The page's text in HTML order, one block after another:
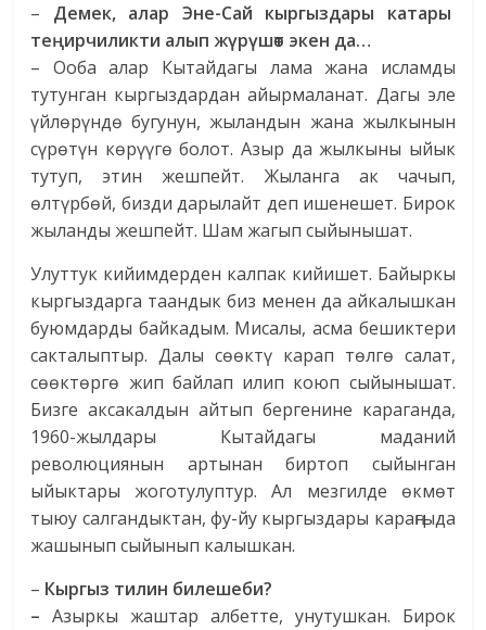
– Демек, алар Эне-Сай кыргыздары катары
теңирчиликти алып жүрүшөт экен да…
– Ооба алар Кытайдагы лама жана исламды
тутунган кыргыздардан айырмаланат. Дагы эле
үйлөрүндө бугунун, жыландын жана жылкынын
сүрөтүн көрүүгө болот. Азыр да жылкыны ыйык
тутуп, этин жешпейт. Жыланга ак чачып,
өлтүрбөй, бизди дарылайт деп ишенешет. Бирок
жыланды жешпейт. Шам жагып сыйынышат.
Улуттук кийимдерден калпак кийишет. Байыркы
кыргыздарга таандык биз менен да айкалышкан
буюмдарды байкадым. Мисалы, асма бешиктери
сакталыптыр. Далы сөөктү карап төлгө салат,
сөөктөргө жип байлап илип коюп сыйынышат.
Бизге аксакалдын айтып бергенине караганда,
1960-жылдары Кытайдагы маданий
революциянын артынан биртоп сыйынган
ыйыктары жоготулуптур. Ал мезгилде өкмөт
тыюу салгандыктан, фу-йу кыргыздары караңгыда
жашынып сыйынып калышкан.
– Кыргыз тилин билешеби?
–Азыркы жаштар албетте, унутушкан. Бирок